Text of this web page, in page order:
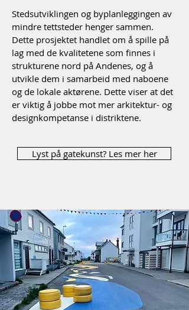
Stedsutviklingen og byplanleggingen av
mindre tettsteder henger sammen.
Dette prosjektet handlet om å spille på
lag med de kvalitetene som finnes i
strukturene nord på Andenes, og å
utvikle dem i samarbeid med naboene
og de lokale aktørene. Dette viser at det
er viktig å jobbe mot mer arkitektur- og
designkompetanse i distriktene.
Lyst på gatekunst? Les mer her